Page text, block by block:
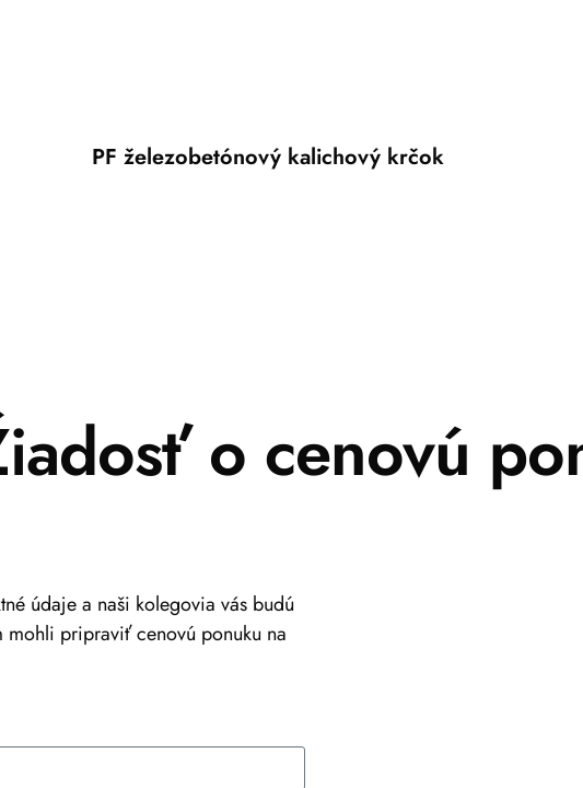
PF železobetónový kalichový krčok
o cenovú
údaje a naši kolegovia vás budú
mohli pripraviť cenovú ponuku na